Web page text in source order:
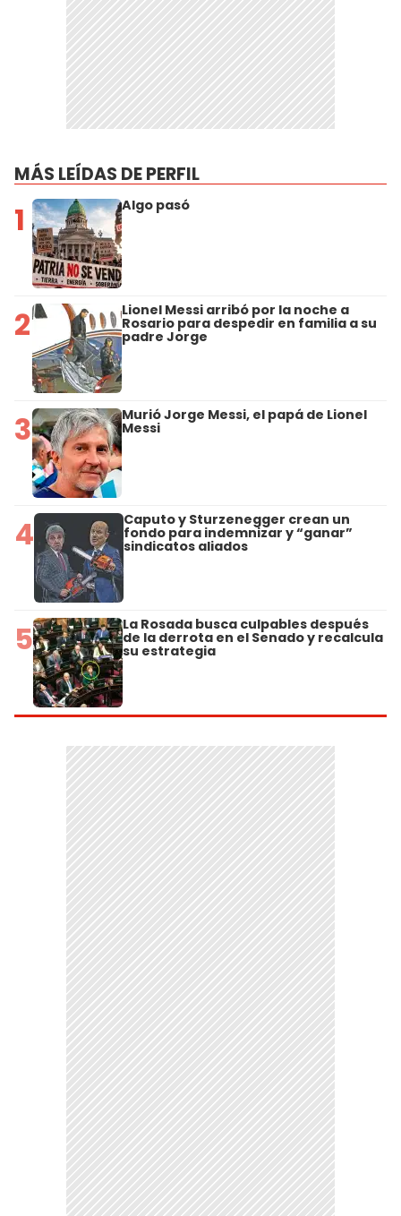
MÁS LEÍDAS DE PERFIL
1 Algo pasó
2 Lionel Messi arribó por la noche a
Rosario para despedir en familia a su
padre Jorge
3 Murió Jorge Messi, el papá de Lionel
Messi
4 Caputo y Sturzenegger crean un
fondo para indemnizar y “ganar”
sindicatos aliados
5 La Rosada busca culpables después
de la derrota en el Senado y recalcula
su estrategia